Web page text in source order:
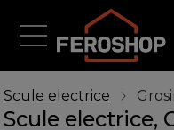
Scule electrice
Scule electrice,